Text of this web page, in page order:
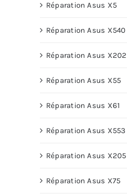
Réparation Asus X5
Réparation Asus X540
Réparation Asus X202
Réparation Asus X55
Réparation Asus X61
Réparation Asus X553
Réparation Asus X205
Réparation Asus X75